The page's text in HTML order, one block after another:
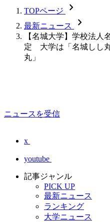
TOPページ chevron_forward
最新ニュース chevron_forward
【名城大学】学校法人
定 大学は「名城しし
丸」
ニュースを受信
x
youtube
記事ジャンル
PICK UP
最新ニュース
ランキング
大学ニュース